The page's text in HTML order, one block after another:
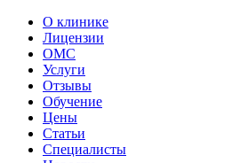
О клинике
Лицензии
ОМС
Услуги
Отзывы
Обучение
Цены
Статьи
Специалисты